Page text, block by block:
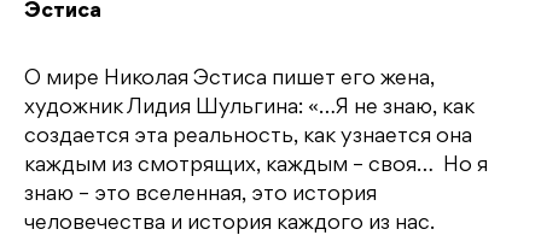
Эстиса
О мире Николая Эстиса пишет его жена,
художник Лидия Шульгина: «…Я не знаю, как
создается эта реальность, как узнается она
каждым из смотрящих, каждым – своя… Но я
знаю – это вселенная, это история
человечества и история каждого из нас.